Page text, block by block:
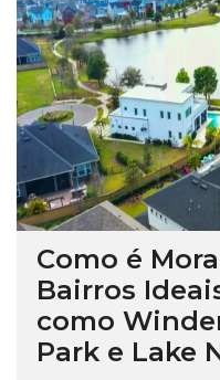
Como é
Bairros
como
Park e Lake